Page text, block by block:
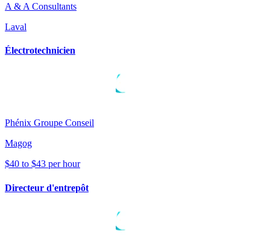
A & A Consultants
Laval
Électrotechnicien
Phénix Groupe Conseil
Magog
$40 to $43 per hour
Directeur d'entrepôt